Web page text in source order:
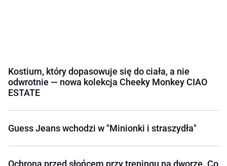
Kostium, który dopasowuje się do ciała, a nie
odwrotnie — nowa kolekcja Cheeky Monkey CIAO
ESTATE
Guess Jeans wchodzi w "Minionki i straszydła"
Ochrona przed słońcem przy treningu na dworze. Co